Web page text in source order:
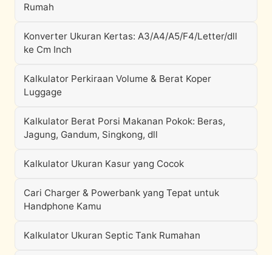
Rumah
Konverter Ukuran Kertas: A3/A4/A5/F4/Letter/dll
ke Cm Inch
Kalkulator Perkiraan Volume & Berat Koper
Luggage
Kalkulator Berat Porsi Makanan Pokok: Beras,
Jagung, Gandum, Singkong, dll
Kalkulator Ukuran Kasur yang Cocok
Cari Charger & Powerbank yang Tepat untuk
Handphone Kamu
Kalkulator Ukuran Septic Tank Rumahan